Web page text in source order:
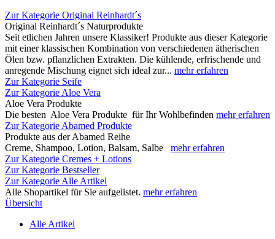
Zur Kategorie Original Reinhardt´s
Original Reinhardt´s Naturprodukte
Seit etlichen Jahren unsere Klassiker! Produkte aus dieser Kategorie
mit einer klassischen Kombination von verschiedenen ätherischen
Ölen bzw. pflanzlichen Extrakten. Die kühlende, erfrischende und
anregende Mischung eignet sich ideal zur... mehr erfahren
Zur Kategorie Seife
Zur Kategorie Aloe Vera
Aloe Vera Produkte
Die besten Aloe Vera Produkte für Ihr Wohlbefinden mehr erfahren
Zur Kategorie Abamed Produkte
Produkte aus der Abamed Reihe
Creme, Shampoo, Lotion, Balsam, Salbe mehr erfahren
Zur Kategorie Cremes + Lotions
Zur Kategorie Bestseller
Zur Kategorie Alle Artikel
Alle Shopartikel für Sie aufgelistet. mehr erfahren
Übersicht
Alle Artikel